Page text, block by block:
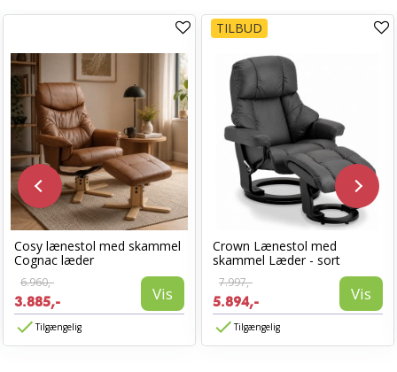
Cosy lænestol med skammel
Cognac læder
6.960,-
3.885,- Vis
Tilgængelig
TILBUD
Crown Lænestol med
skammel Læder - sort
7.997,-
5.894,- Vis
Tilgængelig